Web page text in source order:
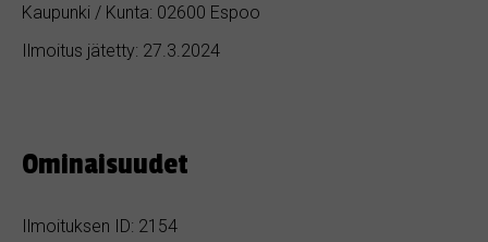
Kaupunki / Kunta: 02600 Espoo
Ilmoitus jätetty: 27.3.2024
Ominaisuudet
Ilmoituksen ID: 2154